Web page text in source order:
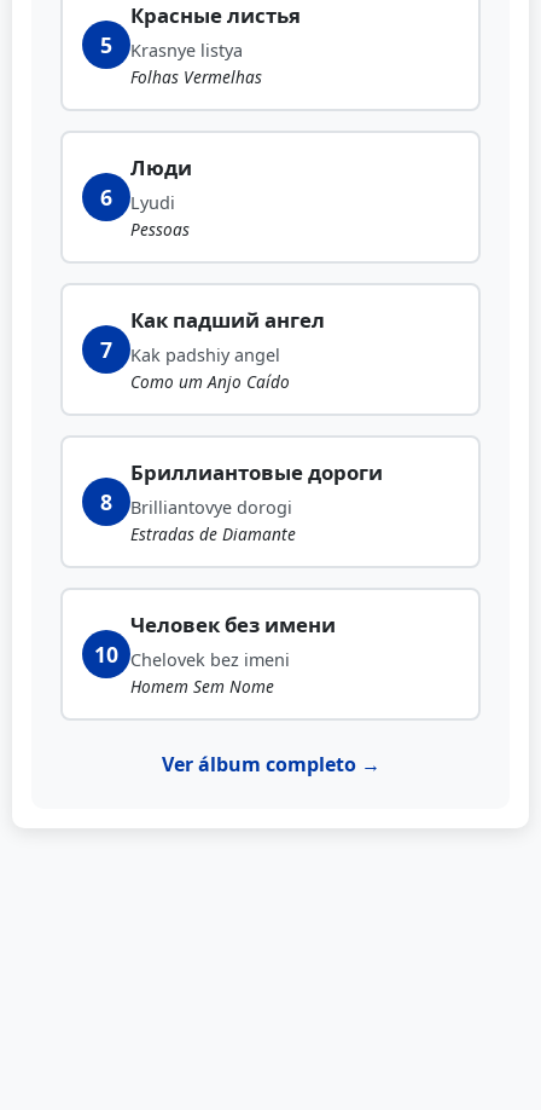
5
Красные листья
Krasnye listya
Folhas Vermelhas
6
Люди
Lyudi
Pessoas
7
Как падший ангел
Kak padshiy angel
Como um Anjo Caído
8
Бриллиантовые дороги
Brilliantovye dorogi
Estradas de Diamante
10
Человек без имени
Chelovek bez imeni
Homem Sem Nome
Ver álbum completo →